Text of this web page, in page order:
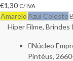
€1,30 C/ IVA
AmareloAzul Celeste
Hiper Filme, Brindes
Núcleo
Pintéus,